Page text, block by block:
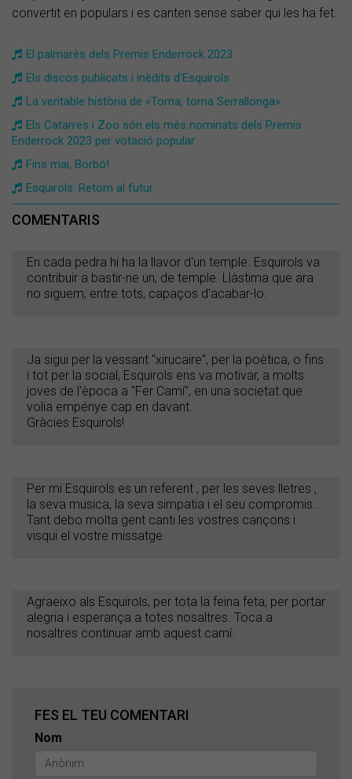
convertit en populars i es canten sense saber qui les ha fet.
El palmarès dels Premis Enderrock 2023
Els discos publicats i inèdits d'Esquirols
La veritable història de «Torna, torna Serrallonga»
Els Catarres i Zoo són els més nominats dels Premis
Enderrock 2023 per votació popular
Fins mai, Borbó!
Esquirols: Retorn al futur
COMENTARIS
En cada pedra hi ha la llavor d'un temple. Esquirols va
contribuir a bastir-ne un, de temple. Llàstima que ara
no siguem, entre tots, capaços d'acabar-lo.
Ja sigui per la vessant "xirucaire", per la poètica, o fins
i tot per la social, Esquirols ens va motivar, a molts
joves de l'època a "Fer Camí", en una societat que
volia empénye cap en davant.
Gràcies Esquirols!
Per mi Esquirols es un referent , per les seves lletres ,
la seva musica, la seva simpatia i el seu compromis..
Tant debo molta gent canti les vostres cançons i
visqui el vostre missatge
Agraeixo als Esquirols, per tota la feina feta, per portar
alegria i esperança a totes nosaltres. Toca a
nosaltres continuar amb aquest camí.
FES EL TEU COMENTARI
Nom